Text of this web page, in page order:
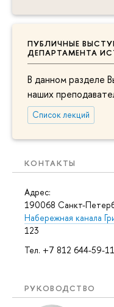
ПУБЛИЧНЫЕ
ДЕПАРТАМЕНТА
В данном разделе
наших
Список лекций
КОНТАКТЫ
Адрес:
190068 Санкт-
Набережная канала
123
Тел. +7 812 644-59-
РУКОВОДСТВО